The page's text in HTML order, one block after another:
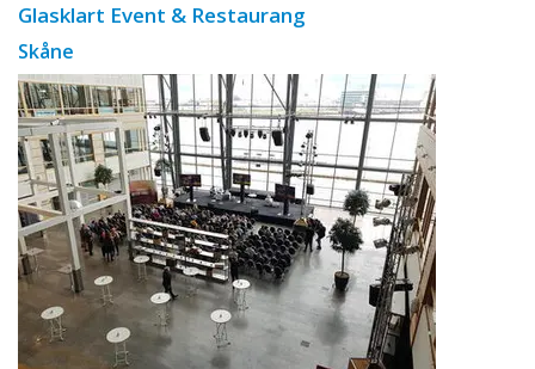
Glasklart Event & Restaurang
Skåne